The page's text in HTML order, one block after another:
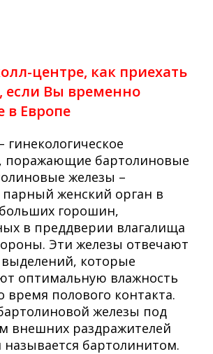
центре, как приехать
если Вы временно
в Европе
гинекологическое
поражающие бартолиновые
железы –
женский орган в
горошин,
в преддверии влагалища
Эти железы отвечают
которые
оптимальную влажность
время полового контакта.
железы под
внешних раздражителей
бартолинитом.